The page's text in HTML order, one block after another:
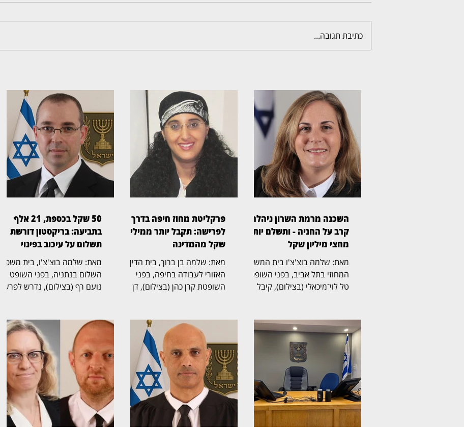
כתיבת תגובה...
השכנה מרמת השרון ניהלה
קרב על החניה - ותשלם יותר
מחצי מיליון שקל
מאת: שלמה בוצ'צ'ו בית המשפט
המחוזי בתל אביב, בפני השופטת
טל לוי־מיכאלי (בצילום), קיבל
הדין נקבע כי החניה שבמחלוקת
שייכת לבעלי הדירה שתבעו,
ובעלת דירה אחרת בבניין חויבה
בהוצאות חריגות בסכום כולל של
525 אלף שקל. דן ואילנה
בודובסקי רכשו דירה בבניין ברחוב
ביאליק 22 ברמת השרון, שלה
הוצמדה חניה. אלא שבעת רישום
הזכויות בלשכת רישום המקרקעין
פרקליטת מחוז חיפה בדרך
לפרישה: תקבל יותר ממיליון
שקל מהמדינה
מאת: שלמה בן ברוך, בית הדין
האזורי לעבודה בחיפה, בפני
השופטת קרן כהן (בצילום), דן
התפקידים הבכירים בפרקליטות
המדינה, ובמחלוקת על תנאי
הפרישה, השכר והזכויות
הפנסיוניות עם סיום כהונתה.
ההליך הסתיים בהסכמות בין
הצדדים, שקיבלו תוקף של
החלטה. איילה פיילס־שרון,
שכיהנה כפרקליטת מחוז חיפה,
הגישה את התביעה נגד משרד
50 שקל בכספת, 21 אלף
בתביעה: בריקסטון דורשת
תשלום על עיכוב בפינוי
מאת: שלמה בוצ'צ'ו, בית משפט
השלום בנתניה, בפני השופט
נועם רף (בצילום), נדרש לפרשה
שטר בודד של 50 שקל,
והתגלגלה לשני הליכים משפטיים
נפרדים. בריקסטון כספות פעלה
תחילה לפינוי הכספת, ובהמשך
הגישה תביעה כספית בדרישה
לתשלום של יותר מ־21 אלף שקל.
לטענת בריקסטון, רבקה פינטו
שכרה יחידת אחסון ובה הכספת
האישית, אך לא פינתה אותה עם